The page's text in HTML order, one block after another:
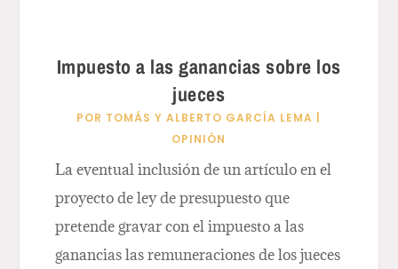
Impuesto a las ganancias sobre los
jueces
POR TOMÁS Y ALBERTO GARCÍA LEMA
OPINIÓN
La eventual inclusión de un artículo en el
proyecto de ley de presupuesto que
pretende gravar con el impuesto a las
ganancias las remuneraciones de los jueces